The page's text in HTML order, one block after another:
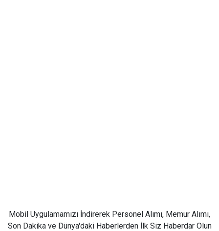
Mobil Uygulamamızı İndirerek Personel Alımı, Memur Alımı,
Son Dakika ve Dünya'daki Haberlerden İlk Siz Haberdar Olun